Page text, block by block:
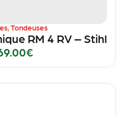
,Tondeuses
RM 4 RV – Stihl
€